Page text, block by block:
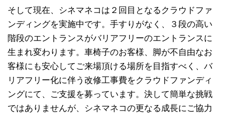
そして現在、シネマネコは２回目となるクラウドファ
ンディングを実施中です。手すりがなく、３段の高い
階段のエントランスがバリアフリーのエントランスに
生まれ変わります。車椅子のお客様、脚が不自由なお
客様にも安心してご来場頂ける場所を目指すべく、バ
リアフリー化に伴う改修工事費をクラウドファンディ
ングにて、ご支援を募っています。決して簡単な挑戦
ではありませんが、シネマネコの更なる成長にご協力